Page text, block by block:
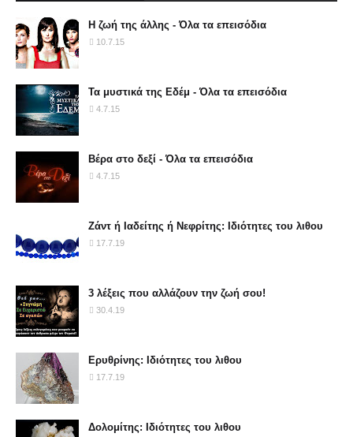
Η ζωή της άλλης - Όλα τα επεισόδια
10.7.15
Τα μυστικά της Εδέμ - Όλα τα επεισόδια
4.7.15
Βέρα στο δεξί - Όλα τα επεισόδια
4.7.15
Ζάντ ή Ιαδείτης ή Νεφρίτης: Ιδιότητες του λιθου
17.7.19
3 λέξεις που αλλάζουν την ζωή σου!
30.4.19
Ερυθρίνης: Ιδιότητες του λιθου
17.7.19
Δολομίτης: Ιδιότητες του λιθου